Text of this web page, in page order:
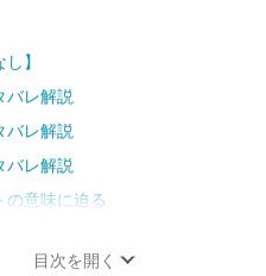
】
バレ解説
バレ解説
バレ解説
意味に迫る
目次を開く